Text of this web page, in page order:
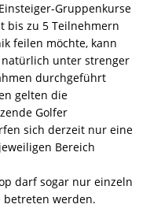
Gruppenkurse
bis zu 5 Teilnehmern
feilen möchte, kann
unter strenger
durchgeführt
gelten die
Golfer
sich derzeit nur eine
Bereich
darf sogar nur einzeln
betreten werden.